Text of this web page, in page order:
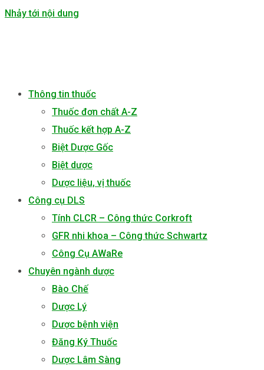
Nhảy tới nội dung
Thông tin thuốc
Thuốc đơn chất A-Z
Thuốc kết hợp A-Z
Biệt Dược Gốc
Biệt dược
Dược liệu, vị thuốc
Công cụ DLS
Tính CLCR – Công thức Corkroft
GFR nhi khoa – Công thức Schwartz
Công Cụ AWaRe
Chuyên ngành dược
Bào Chế
Dược Lý
Dược bệnh viện
Đăng Ký Thuốc
Dược Lâm Sàng